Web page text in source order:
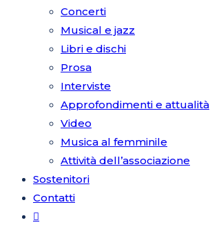
Concerti
Musical e jazz
Libri e dischi
Prosa
Interviste
Approfondimenti e attualità
Video
Musica al femminile
Attività dell’associazione
Sostenitori
Contatti
Attiva/disattiva